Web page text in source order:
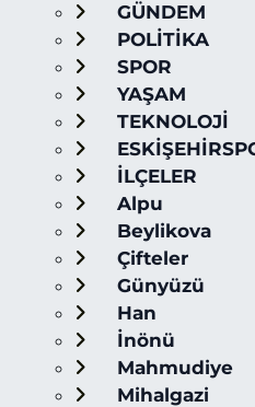
GÜNDEM
POLİTİKA
SPOR
YAŞAM
TEKNOLOJİ
İLÇELER
Alpu
Beylikova
Çifteler
Günyüzü
Han
İnönü
Mahmudiye
Mihalgazi